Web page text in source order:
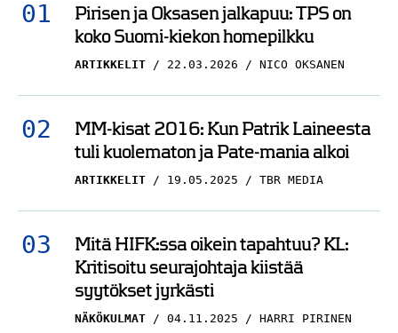
Pirisen ja Oksasen jalkapuu: TPS on
koko Suomi-kiekon homepilkku
ARTIKKELIT 22.03.2026 NICO OKSANEN
MM-kisat 2016: Kun Patrik Laineesta
tuli kuolematon ja Pate-mania alkoi
ARTIKKELIT 19.05.2025 TBR MEDIA
Mitä HIFK:ssa oikein tapahtuu? KL:
Kritisoitu seurajohtaja kiistää
syytökset jyrkästi
NÄKÖKULMAT 04.11.2025 HARRI PIRINEN